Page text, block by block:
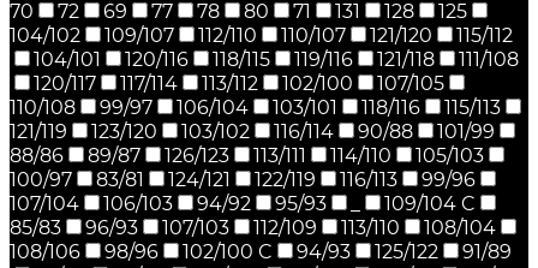
70
72 69 77 78 80 71 131 128
125
104/102
109/107 112/110 110/107 121/120
115/112
104/101
120/116 118/115 119/116 121/118
111/108
120/117
117/114 113/112 102/100
107/105
110/108
99/97 106/104 103/101 118/116
115/113
121/119
123/120 103/102 116/114 90/88
101/99
88/86
89/87 126/123 113/111 114/110
105/103
100/97
83/81 124/121 122/119 116/113
99/96
107/104
106/103 94/92 95/93
109/104 C
85/83
96/93 107/103 112/109 113/110
108/104
108/106
98/96 102/100 C 94/93 125/122
91/89